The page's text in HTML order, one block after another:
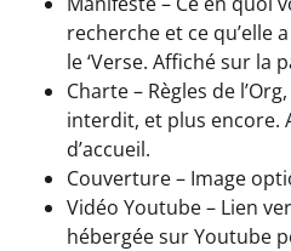
recherche et ce qu’elle
le ‘Verse. Affiché sur la
Charte – Règles de
interdit, et plus encore.
d’accueil.
Couverture – Image
Vidéo Youtube – Lien
hébergée sur Youtube